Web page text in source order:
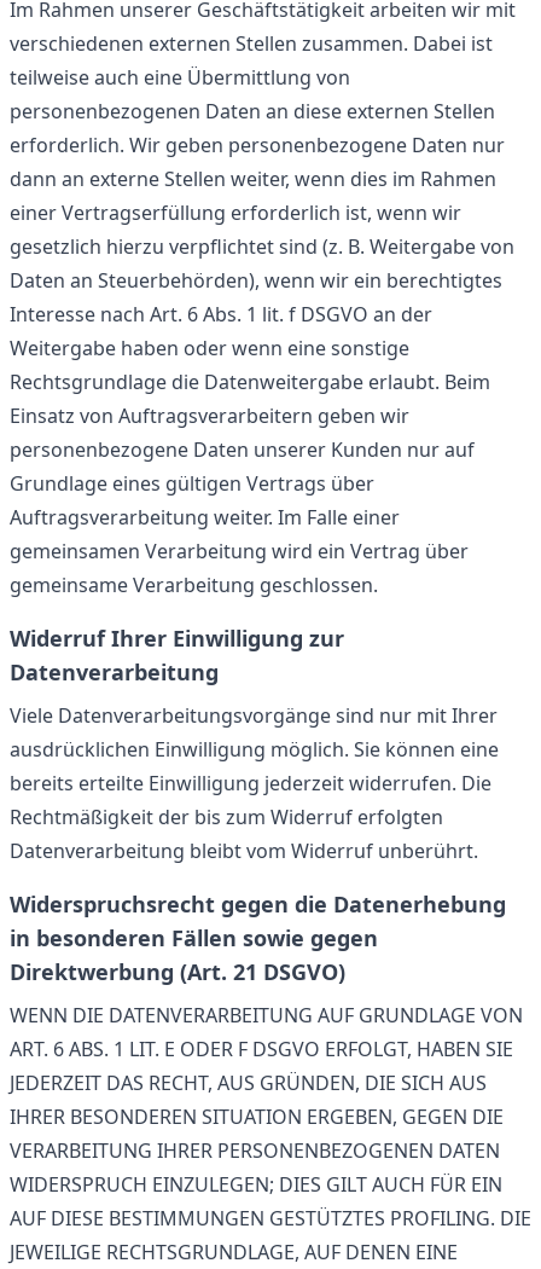
Im Rahmen unserer Geschäftstätigkeit arbeiten wir mit
verschiedenen externen Stellen zusammen. Dabei ist
teilweise auch eine Übermittlung von
personenbezogenen Daten an diese externen Stellen
erforderlich. Wir geben personenbezogene Daten nur
dann an externe Stellen weiter, wenn dies im Rahmen
einer Vertragserfüllung erforderlich ist, wenn wir
gesetzlich hierzu verpflichtet sind (z. B. Weitergabe von
Daten an Steuerbehörden), wenn wir ein berechtigtes
Interesse nach Art. 6 Abs. 1 lit. f DSGVO an der
Weitergabe haben oder wenn eine sonstige
Rechtsgrundlage die Datenweitergabe erlaubt. Beim
Einsatz von Auftragsverarbeitern geben wir
personenbezogene Daten unserer Kunden nur auf
Grundlage eines gültigen Vertrags über
Auftragsverarbeitung weiter. Im Falle einer
gemeinsamen Verarbeitung wird ein Vertrag über
gemeinsame Verarbeitung geschlossen.
Widerruf Ihrer Einwilligung zur
Datenverarbeitung
Viele Datenverarbeitungsvorgänge sind nur mit Ihrer
ausdrücklichen Einwilligung möglich. Sie können eine
bereits erteilte Einwilligung jederzeit widerrufen. Die
Rechtmäßigkeit der bis zum Widerruf erfolgten
Datenverarbeitung bleibt vom Widerruf unberührt.
Widerspruchsrecht gegen die Datenerhebung
in besonderen Fällen sowie gegen
Direktwerbung (Art. 21 DSGVO)
WENN DIE DATENVERARBEITUNG AUF GRUNDLAGE VON
ART. 6 ABS. 1 LIT. E ODER F DSGVO ERFOLGT, HABEN SIE
JEDERZEIT DAS RECHT, AUS GRÜNDEN, DIE SICH AUS
IHRER BESONDEREN SITUATION ERGEBEN, GEGEN DIE
VERARBEITUNG IHRER PERSONENBEZOGENEN DATEN
WIDERSPRUCH EINZULEGEN; DIES GILT AUCH FÜR EIN
AUF DIESE BESTIMMUNGEN GESTÜTZTES PROFILING. DIE
JEWEILIGE RECHTSGRUNDLAGE, AUF DENEN EINE